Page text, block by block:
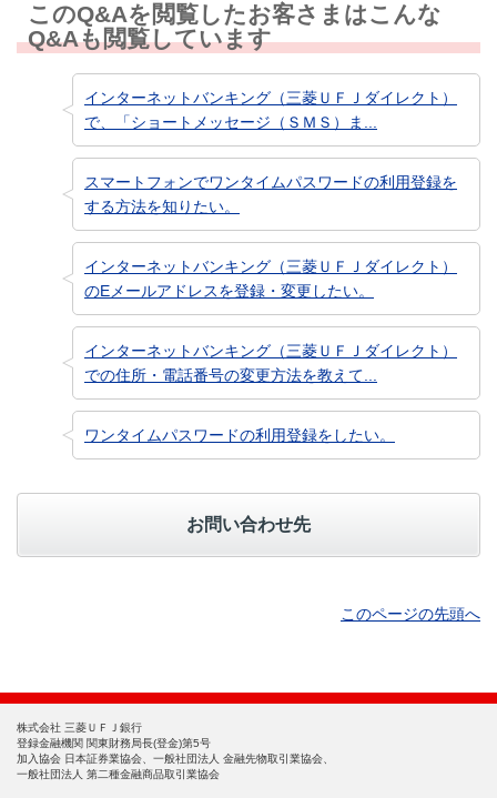
このQ&Aを閲覧したお客さまはこんな
Q&Aも閲覧しています
インターネットバンキング（三菱ＵＦＪダイレクト）
で、「ショートメッセージ（ＳＭＳ）ま...
スマートフォンでワンタイムパスワードの利用登録を
する方法を知りたい。
インターネットバンキング（三菱ＵＦＪダイレクト）
のEメールアドレスを登録・変更したい。
インターネットバンキング（三菱ＵＦＪダイレクト）
での住所・電話番号の変更方法を教えて...
ワンタイムパスワードの利用登録をしたい。
お問い合わせ先
このページの先頭へ
株式会社 三菱ＵＦＪ銀行
登録金融機関 関東財務局長(登金)第5号
加入協会 日本証券業協会、一般社団法人 金融先物取引業協会、
一般社団法人 第二種金融商品取引業協会